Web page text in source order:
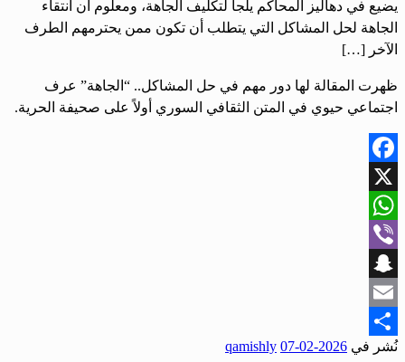
يضيع في دهاليز المحاكم يلجأ لتكليف الجاهة، ومعلوم أن انتقاء
الجاهة لحل المشاكل التي يتطلب أن تكون ممن يحترمهم الطرف
الآخر […]
ظهرت المقالة لها دور مهم في حل المشاكل.. “الجاهة” عرف
اجتماعي حيوي في المتن الثقافي السوري أولاً على صحيفة الحرية.
Facebook
X
WhatsApp
Viber
Snapchat
Email
Share
نُشر في 2026-02-07
qamishly